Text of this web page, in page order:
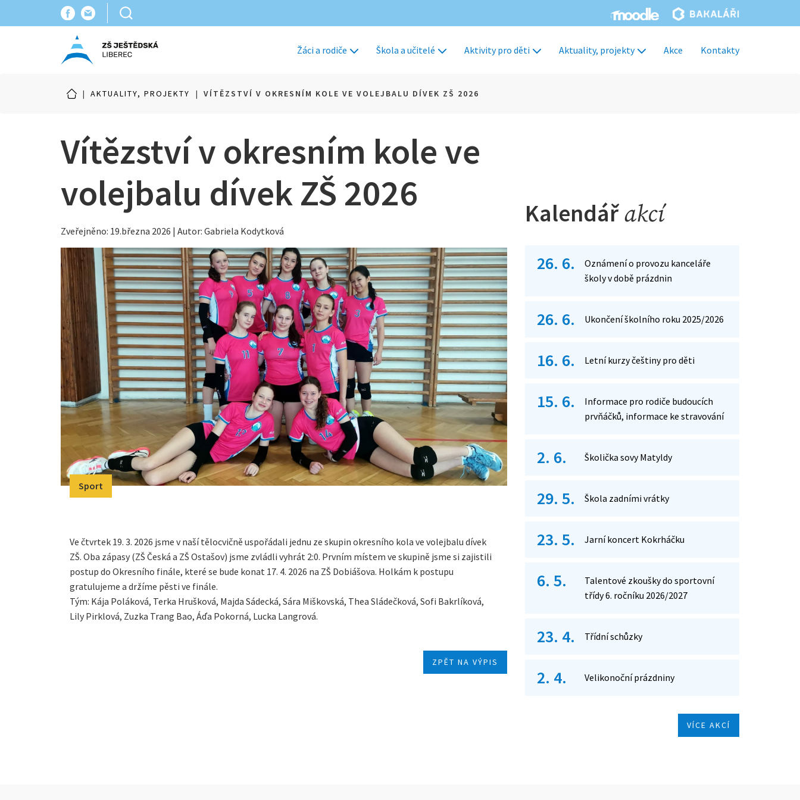
Žáci a rodiče Škola a učitelé Aktivity pro děti Aktuality, projekty Akce Kontakty
| AKTUALITY, PROJEKTY | VÍTĚZSTVÍ V OKRESNÍM KOLE VE VOLEJBALU DÍVEK ZŠ 2026
Vítězství v okresním kole ve
volejbalu dívek ZŠ 2026
Zveřejněno: 19.března 2026 | Autor: Gabriela Kodytková
Sport
Ve čtvrtek 19. 3. 2026 jsme v naší tělocvičně uspořádali jednu ze skupin okresního kola ve volejbalu dívek
ZŠ. Oba zápasy (ZŠ Česká a ZŠ Ostašov) jsme zvládli vyhrát 2:0. Prvním místem ve skupině jsme si zajistili
postup do Okresního finále, které se bude konat 17. 4. 2026 na ZŠ Dobiášova. Holkám k postupu
gratulujeme a držíme pěsti ve finále.
Tým: Kája Poláková, Terka Hrušková, Majda Sádecká, Sára Miškovská, Thea Sládečková, Sofi Bakrlíková,
Lily Pirklová, Zuzka Trang Bao, Áďa Pokorná, Lucka Langrová.
ZPĚT NA VÝPIS
Kalendářakcí
26. 6.
Oznámení o provozu kanceláře
školy v době prázdnin
26. 6. Ukončení školního roku 2025/2026
16. 6. Letní kurzy češtiny pro děti
15. 6.
Informace pro rodiče budoucích
prvňáčků, informace ke stravování
2. 6. Školička sovy Matyldy
29. 5. Škola zadními vrátky
23. 5. Jarní koncert Kokrháčku
6. 5.
Talentové zkoušky do sportovní
třídy 6. ročníku 2026/2027
23. 4. Třídní schůzky
2. 4. Velikonoční prázdniny
VÍCE AKCÍ